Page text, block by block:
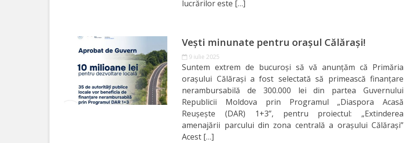
Business
Specialist
lucrărilor este […]
Vești minunate pentru orașul Călărași!
9 iulie 2025
Suntem extrem de bucuroși să vă anunțăm că Primăria
orașului Călărași a fost selectată să primească finanțare
nerambursabilă de 300.000 lei din partea Guvernului
Republicii Moldova prin Programul „Diaspora Acasă
Reușește (DAR) 1+3”, pentru proiectul: „Extinderea
amenajării parcului din zona centrală a orașului Călărași”
Acest […]